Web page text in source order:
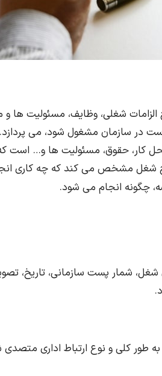
شغلی، وظایف، مسئولیت ها و
در سازمان مشغول شود، می
کار، حقوق، مسئولیت ها و… است
شغل مشخص می کند که چه کاری
چگونه انجام می شود.
شغل، شمار پست سازمانی، تاریخ،
طور کلی و نوع ارتباط اداری